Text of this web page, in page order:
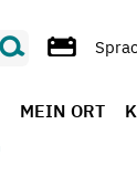
MEIN ORT